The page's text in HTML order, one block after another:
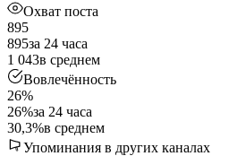
Охват поста
895
895за 24 часа
1 043в среднем
Вовлечённость
26%
26%за 24 часа
30,3%в среднем
Упоминания в других каналах